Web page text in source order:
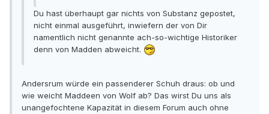
Du hast überhaupt gar nichts von Substanz gepostet,
nicht einmal ausgeführt, inwiefern der von Dir
namentlich nicht genannte ach-so-wichtige Historiker
denn von Madden abweicht.
Andersrum würde ein passenderer Schuh draus: ob und
wie weicht Maddeen von Wolf ab? Das wirst Du uns als
unangefochtene Kapazität in diesem Forum auch ohne